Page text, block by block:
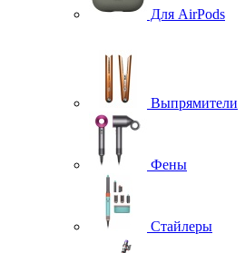
Для AirPods
Выпрямители
Фены
Стайлеры